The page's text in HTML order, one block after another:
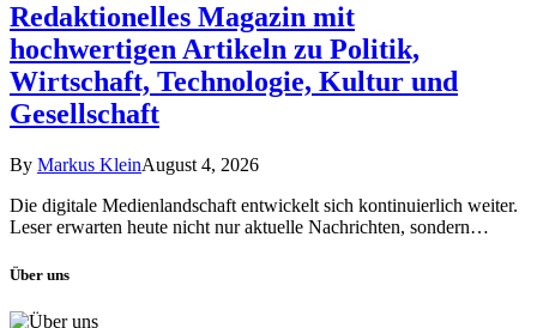
Redaktionelles Magazin mit
hochwertigen Artikeln zu Politik,
Wirtschaft, Technologie, Kultur und
Gesellschaft
By Markus KleinAugust 4, 2026
Die digitale Medienlandschaft entwickelt sich kontinuierlich weiter.
Leser erwarten heute nicht nur aktuelle Nachrichten, sondern…
Über uns